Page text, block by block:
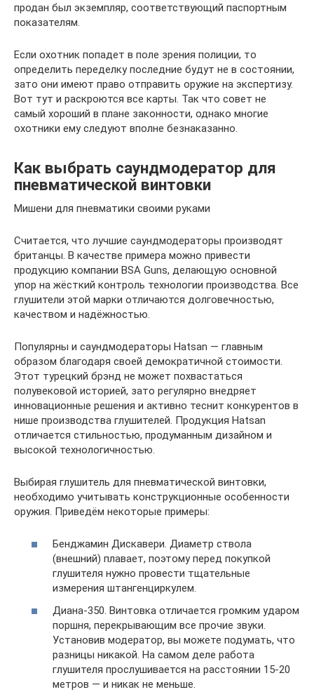
продан был экземпляр, соответствующий паспортным
показателям.
Если охотник попадет в поле зрения полиции, то
определить переделку последние будут не в состоянии,
зато они имеют право отправить оружие на экспертизу.
Вот тут и раскроются все карты. Так что совет не
самый хороший в плане законности, однако многие
охотники ему следуют вполне безнаказанно.
Как выбрать саундмодератор для
пневматической винтовки
Мишени для пневматики своими руками
Считается, что лучшие саундмодераторы производят
британцы. В качестве примера можно привести
продукцию компании BSA Guns, делающую основной
упор на жёсткий контроль технологии производства. Все
глушители этой марки отличаются долговечностью,
качеством и надёжностью.
Популярны и саундмодераторы Hatsan — главным
образом благодаря своей демократичной стоимости.
Этот турецкий брэнд не может похвастаться
полувековой историей, зато регулярно внедряет
инновационные решения и активно теснит конкурентов в
нише производства глушителей. Продукция Hatsan
отличается стильностью, продуманным дизайном и
высокой технологичностью.
Выбирая глушитель для пневматической винтовки,
необходимо учитывать конструкционные особенности
оружия. Приведём некоторые примеры:
Бенджамин Дискавери. Диаметр ствола
(внешний) плавает, поэтому перед покупкой
глушителя нужно провести тщательные
измерения штангенциркулем.
Диана-350. Винтовка отличается громким ударом
поршня, перекрывающим все прочие звуки.
Установив модератор, вы можете подумать, что
разницы никакой. На самом деле работа
глушителя прослушивается на расстоянии 15-20
метров — и никак не меньше.